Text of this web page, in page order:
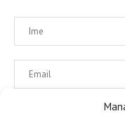
Molimo prihvatite